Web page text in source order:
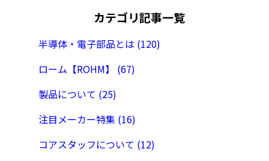
カテゴリ記事一覧
半導体・電子部品とは (120)
ローム【ROHM】 (67)
製品について (25)
注目メーカー特集 (16)
コアスタッフについて (12)